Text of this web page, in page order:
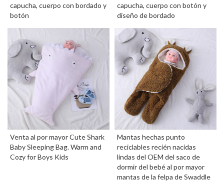
capucha, cuerpo con bordado y
botón
capucha, cuerpo con botón y
diseño de bordado
Venta al por mayor Cute Shark
Baby Sleeping Bag. Warm and
Cozy for Boys Kids
Mantas hechas punto
reciclables recién nacidas
lindas del OEM del saco de
dormir del bebé al por mayor
mantas de la felpa de Swaddle